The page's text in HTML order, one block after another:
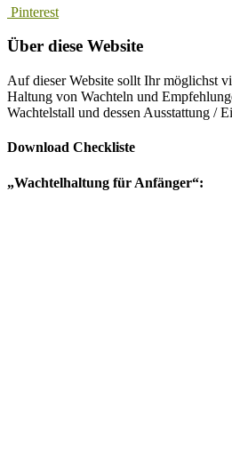
Pinterest
Über diese Website
Auf dieser Website sollt Ihr möglichst
Haltung von Wachteln und
Wachtelstall und dessen Ausstattung /
Download Checkliste
„Wachtelhaltung für Anfänger“: